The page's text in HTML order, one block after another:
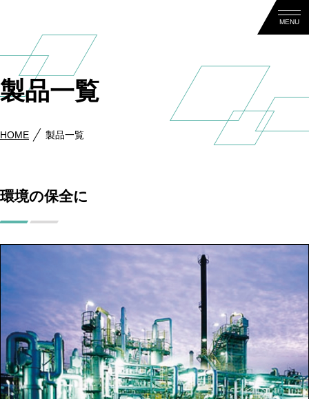
MENU
製品一覧
HOME 製品一覧
環境の保全に